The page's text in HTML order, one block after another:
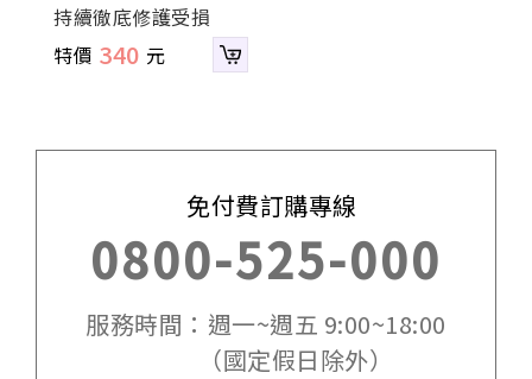
持續徹底修護受損
340
免付費訂購專線
0800-525-000
服務時間：週一~週五 9:00~18:00
（國定假日除外）